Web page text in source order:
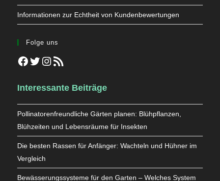
Informationen zur Echtheit von Kundenbewertungen
Folge uns
Facebook
TwitterInstagram
RSS-Feed
Interessante Beiträge
Pollinatorenfreundliche Gärten planen: Blühpflanzen,
Blühzeiten und Lebensräume für Insekten
Die besten Rassen für Anfänger: Wachteln und Hühner im
Vergleich
Bewässerungssysteme für den Garten – Welches System